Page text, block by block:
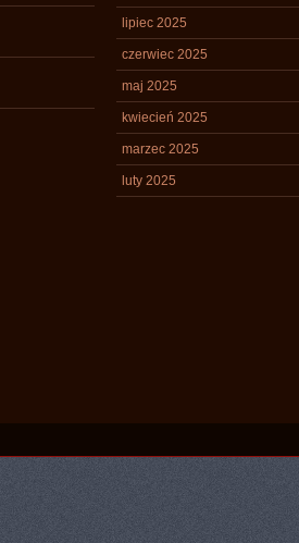
lipiec 2025
czerwiec 2025
maj 2025
kwiecień 2025
marzec 2025
luty 2025